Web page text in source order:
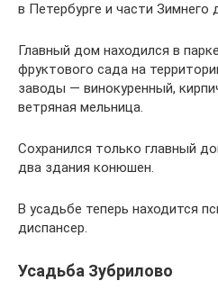
в Петербурге и части Зимнего
Главный дом находился в
фруктового сада на
заводы — винокуренный,
ветряная мельница.
Сохранился только главный
два здания конюшен.
В усадьбе теперь находится
диспансер.
Усадьба Зубрилово